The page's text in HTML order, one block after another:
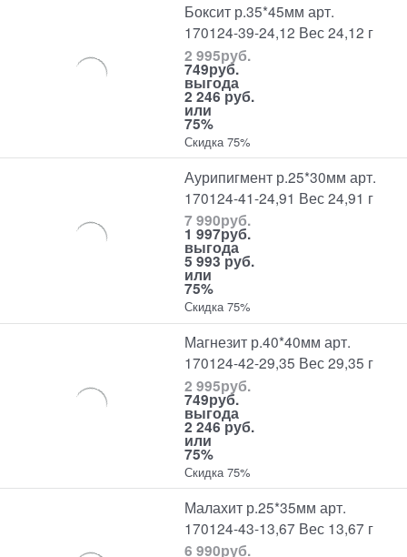
Боксит р.35*45мм арт.
170124-39-24,12 Вес 24,12 г
2 995руб.
749руб.
выгода
2 246 руб.
или
75%
Скидка 75%
Аурипигмент р.25*30мм арт.
170124-41-24,91 Вес 24,91 г
7 990руб.
1 997руб.
выгода
5 993 руб.
или
75%
Скидка 75%
Магнезит р.40*40мм арт.
170124-42-29,35 Вес 29,35 г
2 995руб.
749руб.
выгода
2 246 руб.
или
75%
Скидка 75%
Малахит р.25*35мм арт.
170124-43-13,67 Вес 13,67 г
6 990руб.